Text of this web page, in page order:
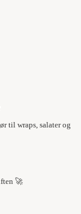
til wraps, salater og
🚀